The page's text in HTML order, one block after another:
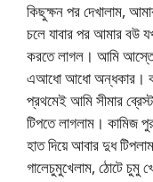
কিছুক্ষন পর দেখালাম,
চলে যাবার পর আমার বউ
করতে লাগল। আমি আস্তে
এআধো আধো অন্ধকার।
প্রথমেই আমি সীমার
টিপতে লাগলাম। কামিজ
হাত দিয়ে আবার দুধ
গালেচুমুখেলাম, ঠোটে চুমু